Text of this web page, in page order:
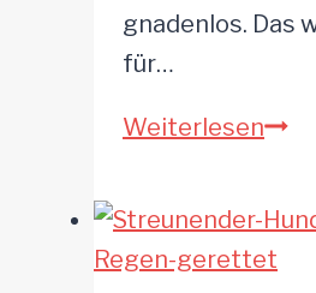
gnadenlos. Das
für…
WeiterlesenNur